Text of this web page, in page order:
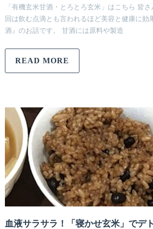
「有機玄米甘酒・とろとろ玄米」はこちら 皆
回は飲む点滴とも言われるほど美容と健康に効
酒』のお話です。 甘酒には原料や製造
READ MORE
血液サラサラ！「寝かせ玄米」でデ